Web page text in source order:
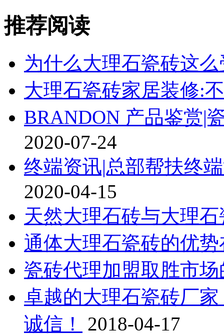
推荐阅读
为什么大理石瓷砖这
大理石瓷砖家居装修:
BRANDON 产品鉴赏|
2020-07-24
终端资讯|总部帮扶终
2020-04-15
天然大理石砖与大理
通体大理石瓷砖的优
瓷砖代理加盟取胜市
卓越的大理石瓷砖厂
诚信！
2018-04-17